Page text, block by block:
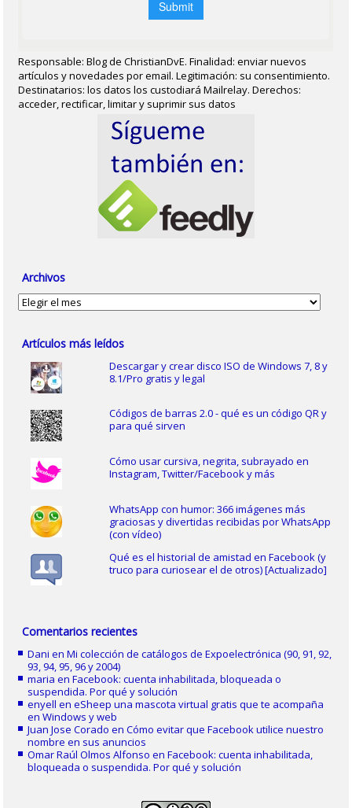
Responsable: Blog de ChristianDvE. Finalidad: enviar nuevos
artículos y novedades por email. Legitimación: su consentimiento.
Destinatarios: los datos los custodiará Mailrelay. Derechos:
acceder, rectificar, limitar y suprimir sus datos
Archivos
Archivos
Artículos más leídos
Descargar y crear disco ISO de Windows 7, 8 y
8.1/Pro gratis y legal
Códigos de barras 2.0 - qué es un código QR y
para qué sirven
Cómo usar cursiva, negrita, subrayado en
Instagram, Twitter/Facebook y más
WhatsApp con humor: 366 imágenes más
graciosas y divertidas recibidas por WhatsApp
(con vídeo)
Qué es el historial de amistad en Facebook (y
truco para curiosear el de otros) [Actualizado]
Comentarios recientes
Dani enMi colección de catálogos de Expoelectrónica (90, 91, 92,
93, 94, 95, 96 y 2004)
maria enFacebook: cuenta inhabilitada, bloqueada o
suspendida. Por qué y solución
enyell eneSheep una mascota virtual gratis que te acompaña
en Windows y web
Juan Jose Corado enCómo evitar que Facebook utilice nuestro
nombre en sus anuncios
Omar Raúl Olmos Alfonso enFacebook: cuenta inhabilitada,
bloqueada o suspendida. Por qué y solución